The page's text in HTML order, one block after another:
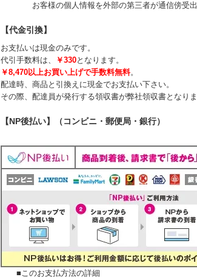
お客様の個人情報を外部の第三者が通信傍受出
【代金引換】
お支払いは現金のみです。
代引手数料は、
￥330となります。
￥8,470以上お買い上げで手数料無料。
配達時、商品と引換えに現金でお支払い下さい。
その際、配達員が発行する領収書が弊社領収書となり
【NP後払い】（コンビニ・郵便局・銀行）
■このお支払方法の詳細